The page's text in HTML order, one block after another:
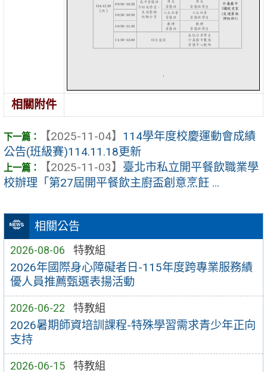
相關公告
2026-08-06 特教組
2026年國際身心障礙者日-115年度跨專業服務績
優人員推薦甄選表揚活動
2026-06-22 特教組
2026暑期師資培訓課程-特殊學習需求青少年正向
支持
2026-06-15 特教組
相關附件
【2025-11-04】 114學年度校慶運動會成績
公告(班級賽)114.11.18更新
【2025-11-03】 臺北市私立開平餐飲職業學
校辦理「第27屆開平餐飲主廚盃創意烹飪 ...